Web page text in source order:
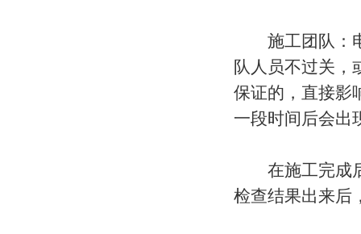
施工团队：电
队人员不过关，
保证的，直接影
一段时间后会出
在施工完成后
检查结果出来后